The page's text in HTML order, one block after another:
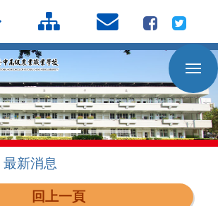
最新消息
回上一頁